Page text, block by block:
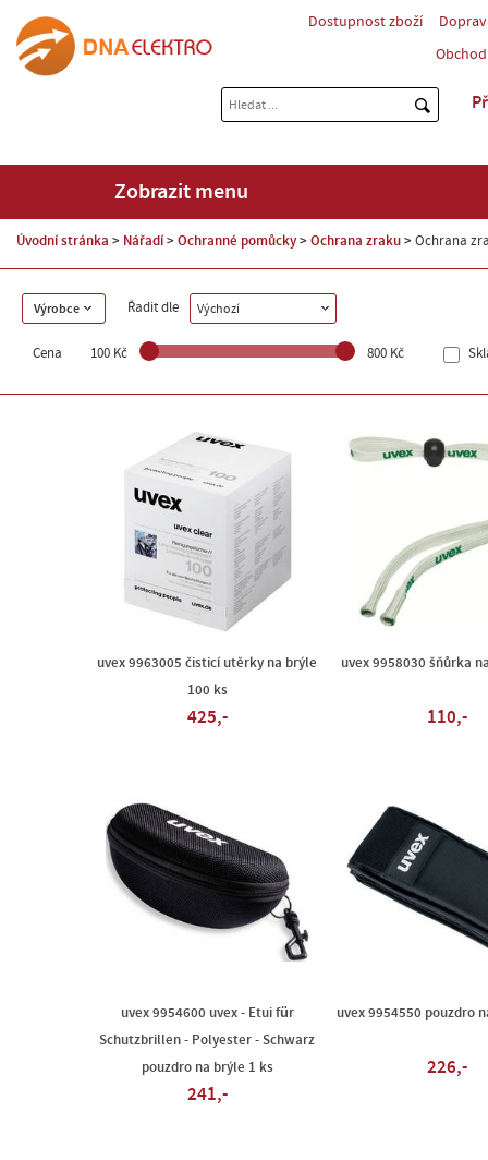
Dostupnost zboží
Zobrazit menu
Úvodní stránka Nářadí Ochranné pomůcky Ochrana zraku Ochrana
Výrobce Řadit dle Výchozí
Cena 100 Kč 800 Kč
uvex 9963005 čisticí utěrky na brýle
100 ks
425,-
uvex 9958030 šňůrka
110,-
uvex 9954600 uvex - Etui für
Schutzbrillen - Polyester - Schwarz
pouzdro na brýle 1 ks
241,-
uvex 9954550 pouzdro
226,-